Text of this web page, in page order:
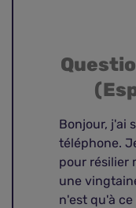
Bonjour, j'ai
téléphone.
pour résilier
une
n'est qu'à